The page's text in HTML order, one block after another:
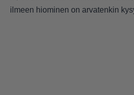
ilmeen hiominen on arvatenkin